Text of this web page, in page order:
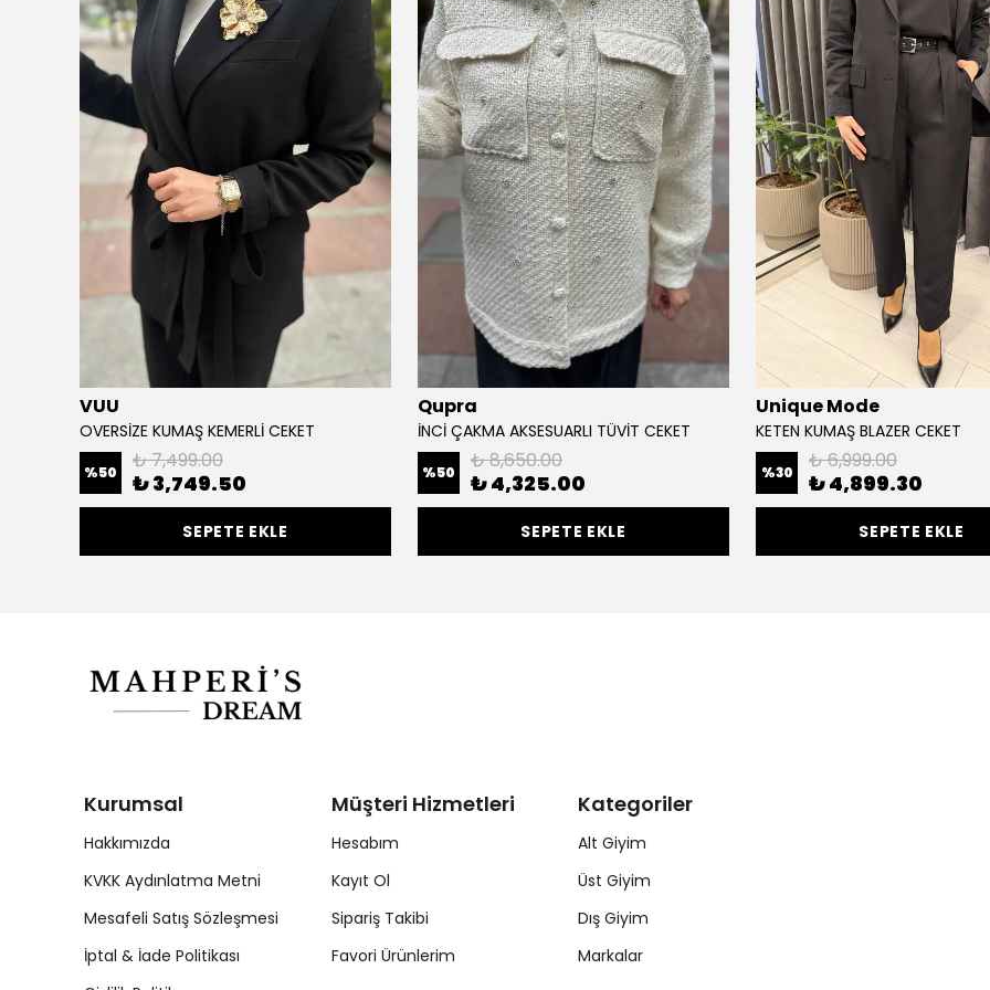
VUU
OVERSİZE KUMAŞ KEMERLİ CEKET
%50 ₺ 7,499.00
₺ 3,749.50
SEPETE EKLE
Qupra
İNCİ ÇAKMA AKSESUARLI TÜVİT CEKET
%50 ₺ 8,650.00
₺ 4,325.00
SEPETE EKLE
Unique Mode
KETEN KUMAŞ BLAZER CEKET
%30 ₺ 6,999.00
₺ 4,899.30
SEPETE EKLE
Kurumsal
Hakkımızda
KVKK Aydınlatma Metni
Mesafeli Satış Sözleşmesi
İptal & İade Politikası
Müşteri Hizmetleri
Hesabım
Kayıt Ol
Sipariş Takibi
Favori Ürünlerim
Kategoriler
Alt Giyim
Üst Giyim
Dış Giyim
Markalar